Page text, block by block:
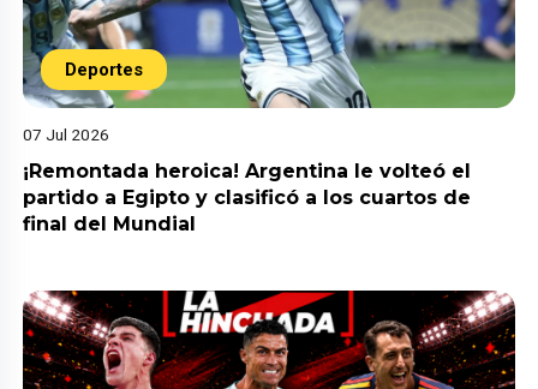
Deportes
07 Jul 2026
¡Remontada heroica! Argentina le volteó el
partido a Egipto y clasificó a los cuartos de
final del Mundial